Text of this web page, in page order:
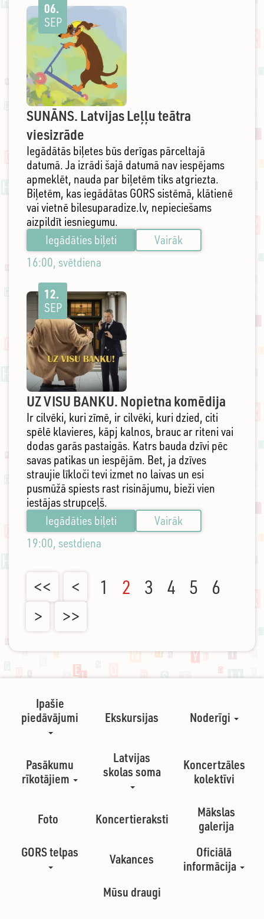
SUNĀNS. Latvijas Leļļu teātra
viesizrāde
Iegādātās biļetes būs derīgas pārceltajā
datumā. Ja izrādi šajā datumā nav iespējams
apmeklēt, nauda par biļetēm tiks atgriezta.
Biļetēm, kas iegādātas GORS sistēmā, klātienē
vai vietnē bilesuparadize.lv, nepieciešams
aizpildīt iesniegumu.
Iegādāties biļeti
Vairāk
06.
SEP
16:00, svētdiena
UZ VISU BANKU. Nopietna komēdija
Ir cilvēki, kuri zīmē, ir cilvēki, kuri dzied, citi
spēlē klavieres, kāpj kalnos, brauc ar riteni vai
dodas garās pastaigās. Katrs bauda dzīvi pēc
savas patikas un iespējām. Bet, ja dzīves
straujie līkloči tevi izmet no laivas un esi
pusmūžā spiests rast risinājumu, bieži vien
iestājas strupceļš.
Iegādāties biļeti
Vairāk
12.
SEP
19:00, sestdiena
<< < 1 2 3 4 5
6
>
>>
Ipašie
piedāvājumi
Ekskursijas Noderīgi
Pasākumu
rīkotājiem
Latvijas
skolas soma
Koncertzāles
kolektīvi
Foto Koncertieraksti
Mākslas
galerija
GORS telpas
Vakances
Oficiālā
informācija
Mūsu draugi